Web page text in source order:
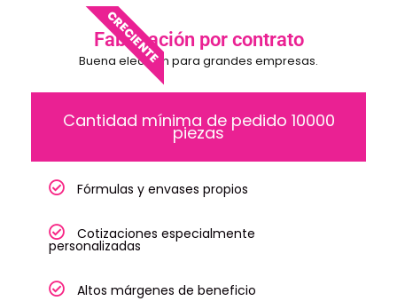
CRECIENTE
Fabricación por contrato
Buena elección para grandes empresas.
Cantidad mínima de pedido 10000
piezas
Fórmulas y envases propios
Cotizaciones especialmente
personalizadas
Altos márgenes de beneficio